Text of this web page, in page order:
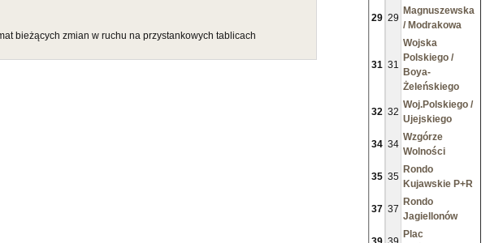
bieżących zmian w ruchu na przystankowych tablicach
29 29
Magnuszewska
/ Modrakowa
31 31
Wojska
Polskiego /
Boya-
Żeleńskiego
32 32
Woj.Polskiego /
Ujejskiego
34 34
Wzgórze
Wolności
35 35
Rondo
Kujawskie P+R
37 37
Rondo
Jagiellonów
Plac